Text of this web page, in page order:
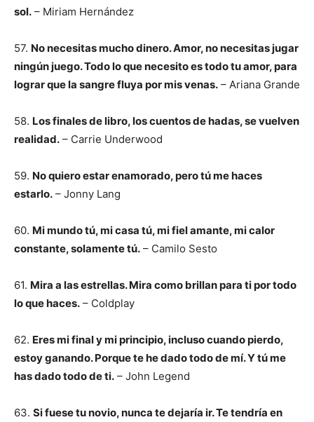
sol. – Miriam Hernández
57. No necesitas mucho dinero. Amor, no necesitas jugar
ningún juego. Todo lo que necesito es todo tu amor, para
lograr que la sangre fluya por mis venas. – Ariana Grande
58. Los finales de libro, los cuentos de hadas, se vuelven
realidad. – Carrie Underwood
59. No quiero estar enamorado, pero tú me haces
estarlo. – Jonny Lang
60. Mi mundo tú, mi casa tú, mi fiel amante, mi calor
constante, solamente tú. – Camilo Sesto
61. Mira a las estrellas. Mira como brillan para ti por todo
lo que haces. – Coldplay
62. Eres mi final y mi principio, incluso cuando pierdo,
estoy ganando. Porque te he dado todo de mí. Y tú me
has dado todo de ti. – John Legend
63. Si fuese tu novio, nunca te dejaría ir. Te tendría en